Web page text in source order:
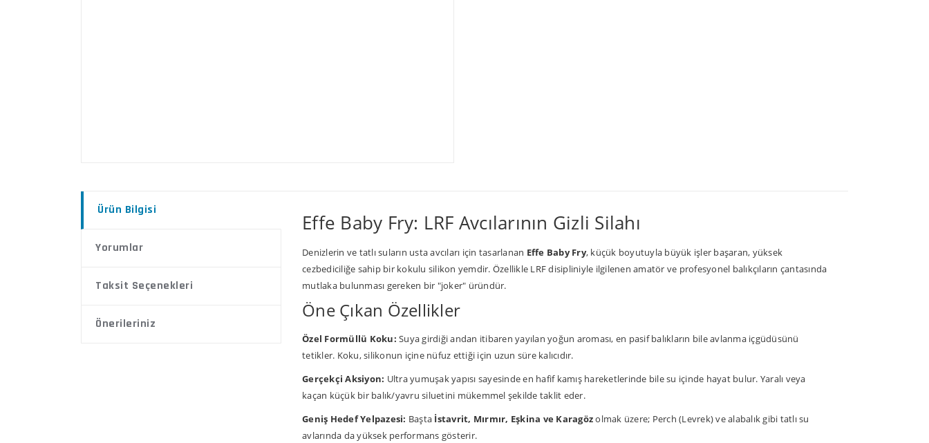
Ürün Bilgisi
Yorumlar
Taksit Seçenekleri
Önerileriniz
Effe Baby Fry: LRF Avcılarının Gizli Silahı
Denizlerin ve tatlı suların usta avcıları için tasarlanan Effe Baby Fry, küçük boyutuyla büyük işler başaran, yüksek
cezbediciliğe sahip bir kokulu silikon yemdir. Özellikle LRF disipliniyle ilgilenen amatör ve profesyonel balıkçıların çantasında
mutlaka bulunması gereken bir "joker" üründür.
Öne Çıkan Özellikler
Özel Formüllü Koku: Suya girdiği andan itibaren yayılan yoğun aroması, en pasif balıkların bile avlanma içgüdüsünü
tetikler. Koku, silikonun içine nüfuz ettiği için uzun süre kalıcıdır.
Gerçekçi Aksiyon: Ultra yumuşak yapısı sayesinde en hafif kamış hareketlerinde bile su içinde hayat bulur. Yaralı veya
kaçan küçük bir balık/yavru siluetini mükemmel şekilde taklit eder.
Geniş Hedef Yelpazesi: Başta İstavrit, Mırmır, Eşkina ve Karagözolmak üzere; Perch (Levrek) ve alabalık gibi tatlı su
avlarında da yüksek performans gösterir.